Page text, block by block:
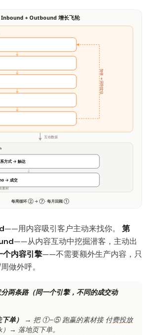
Inbound + Outbound 增长飞轮
加倍 → 回到定位
互动数据
方式 → 触达
→ 成交
素材
每周循环 ② → ⑦ · 每月回顾 ①
——用内容吸引客户主动来找你。 第
——从内容互动中挖掘潜客，主动出
个内容引擎——不需要额外生产内容，只
做外呼。
两条路（同一个引擎，不同的成交动
单）
→ 把 ①–⑤ 跑赢的素材接 付费投放
）→ 落地页下单。